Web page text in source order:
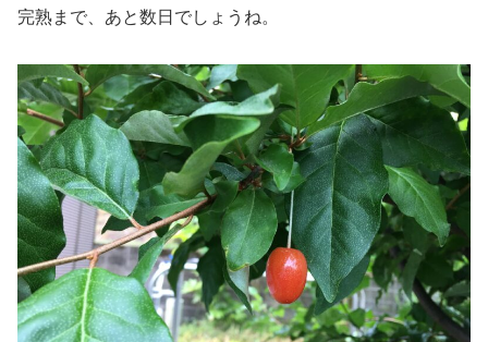
完熟まで、あと数日でしょうね。